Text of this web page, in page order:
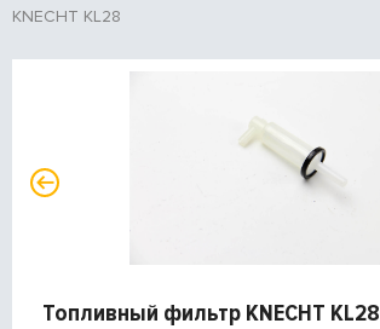
KNECHT KL28
Топливный фильтр KNECHT KL28